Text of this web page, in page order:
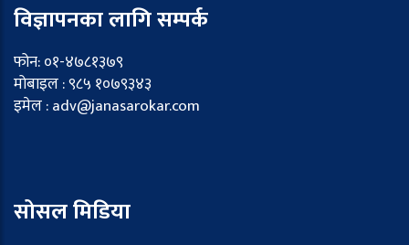
विज्ञापनका लागि सम्पर्क
फोन: ०१-४७८१३७९
मोबाइल : ९८५ १०७९३४३
इमेल : adv@janasarokar.com
सोसल मिडिया